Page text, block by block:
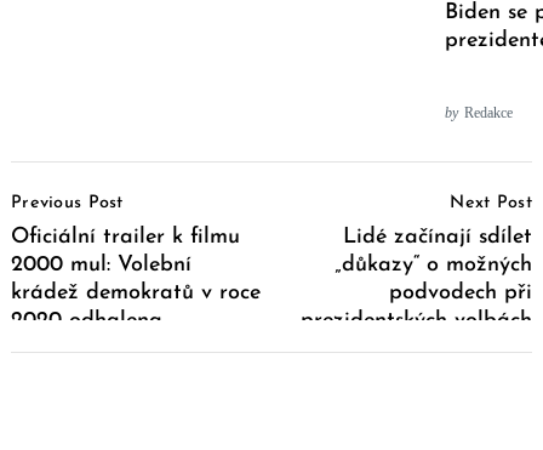
Biden se
by Redakce
Navigation
Previous Post
Oficiální trailer k filmu
2000 mul: Volební
krádež demokratů v roce
2020 odhalena
Next Post
Lidé začínají sdílet
„důkazy“ o možných
podvodech při
prezidentských volbách
ve Francii